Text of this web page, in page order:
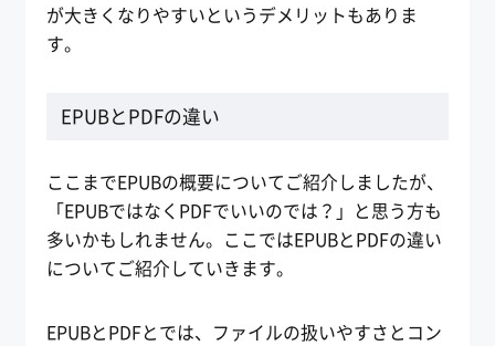
が大きくなりやすいというデメリットもありま
す。
EPUBとPDFの違い
ここまでEPUBの概要についてご紹介しましたが、
「EPUBではなくPDFでいいのでは？」と思う方も
多いかもしれません。ここではEPUBとPDFの違い
についてご紹介していきます。
EPUBとPDFとでは、ファイルの扱いやすさとコン